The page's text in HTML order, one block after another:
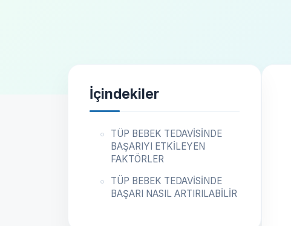
İçindekiler
TÜP BEBEK TEDAVİSİNDE
BAŞARIYI ETKİLEYEN
FAKTÖRLER
TÜP BEBEK TEDAVİSİNDE
BAŞARI NASIL ARTIRILABİLİR